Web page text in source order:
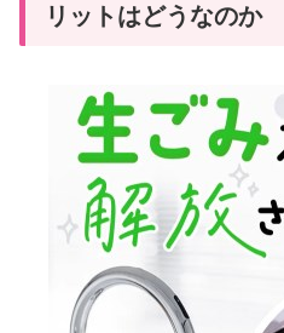
リットはどうなのか